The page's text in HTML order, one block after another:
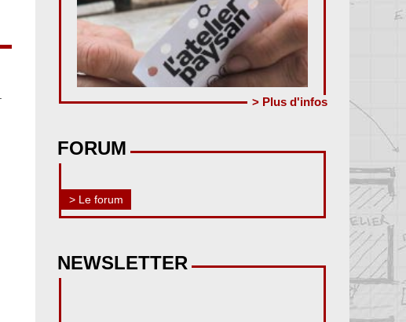
> Plus d'infos
FORUM
> Le forum
NEWSLETTER